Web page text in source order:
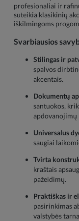
profesionaliai ir
suteikia klasikinių
iškilmingoms
Svarbiausios
Stilingas ir
spalvos
akcentais.
Dokumentų
santuokos,
apdovanojimų
Universalus
saugiai
Tvirta
kraštais
pažeidimų.
Praktiškas ir
pasirinkimas
valstybės